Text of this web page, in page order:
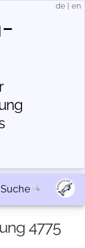
de en
Suche
4775